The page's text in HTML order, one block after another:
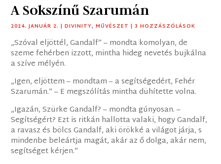
A Sokszínű Szarumán
2024. JANUÁR 2. |DIVINITY,MŰVÉSZET | 3 HOZZÁSZÓLÁSOK
„Szóval eljöttél, Gandalf” – mondta komolyan, de
szeme fehérben izzott, mintha hideg nevetés bujkálna
a szíve mélyén.
„Igen, eljöttem – mondtam – a segítségedért, Fehér
Szarumán.” – E megszólítás mintha dühítette volna.
„Igazán, Szürke Gandalf? – mondta gúnyosan. –
Segítségért? Ezt is ritkán hallotta valaki, hogy Gandalf,
a ravasz és bölcs Gandalf, aki örökké a világot járja, s
mindenbe beleártja magát, akár az ő dolga, akár nem,
segítséget kérjen.”